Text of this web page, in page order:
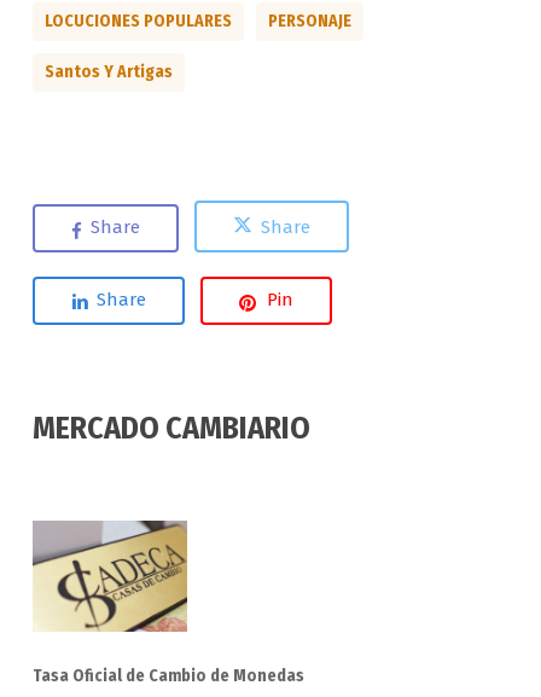
LOCUCIONES POPULARES PERSONAJE
Santos Y Artigas
Share Share
Share Pin
MERCADO CAMBIARIO
Tasa Oficial de Cambio de Monedas